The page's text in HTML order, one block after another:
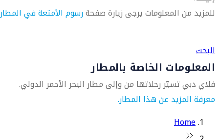
للمزيد من المعلومات يرجى زيارة صفحةرسوم الأمتعة في المطار
البحث
المعلومات الخاصة بالمطار
فلاي دبي تسيّر رحلاتها من وإلى مطار البحر الأحمر الدولي.
معرفة المزيد عن هذا المطار.
Home